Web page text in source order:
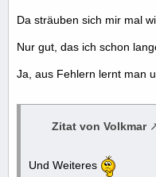
Da sträuben sich mir mal
Nur gut, das ich schon
Ja, aus Fehlern lernt man
Zitat von Volkmar
Und Weiteres